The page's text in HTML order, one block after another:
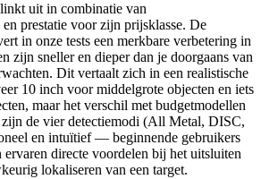
uit in combinatie van
prestatie voor zijn prijsklasse. De
in onze tests een merkbare verbetering in
zijn sneller en dieper dan je doorgaans van
Dit vertaalt zich in een realistische
10 inch voor middelgrote objecten en iets
maar het verschil met budgetmodellen
de vier detectiemodi (All Metal, DISC,
en intuïtief — beginnende gebruikers
directe voordelen bij het uitsluiten
lokaliseren van een target.